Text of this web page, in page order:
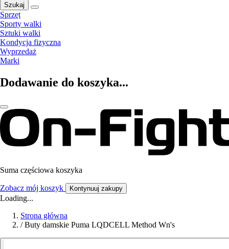
Szukaj
Sprzęt
Sporty walki
Sztuki walki
Kondycja fizyczna
Wyprzedaż
Marki
Dodawanie do koszyka...
Suma częściowa koszyka
Zobacz mój koszyk Kontynuuj zakupy
Loading...
Strona główna
/ Buty damskie Puma LQDCELL Method Wn's